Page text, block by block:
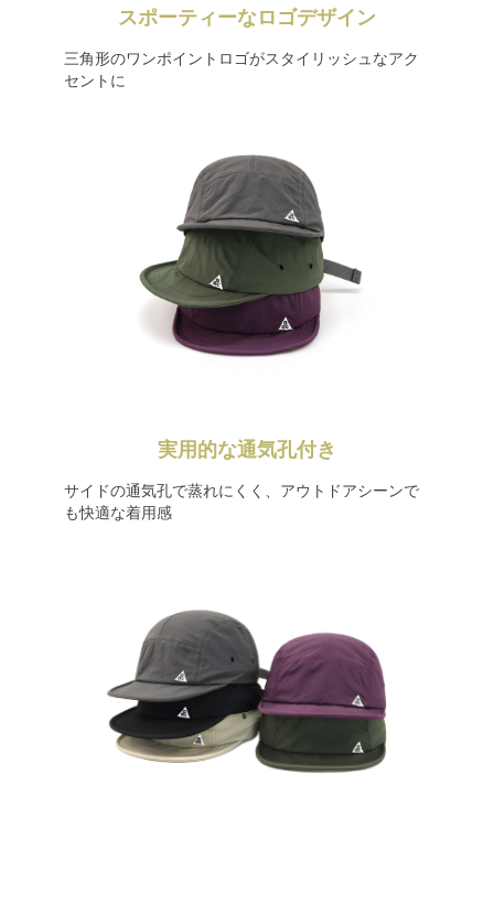
スポーティーなロゴデザイン
三角形のワンポイントロゴがスタイリッシュなアク
セントに
実用的な通気孔付き
サイドの通気孔で蒸れにくく、アウトドアシーンで
も快適な着用感